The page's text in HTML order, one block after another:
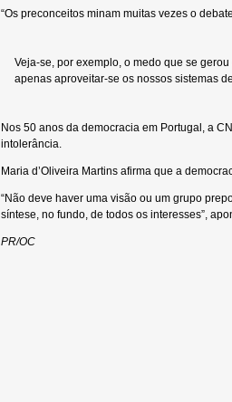
“Os preconceitos minam muitas vezes o
Veja-se, por exemplo, o medo que se
apenas aproveitar-se os nossos sistemas
Nos 50 anos da democracia em Portugal, a
intolerância.
Maria d’Oliveira Martins afirma que a
“Não deve haver uma visão ou um grupo
síntese, no fundo, de todos os interesses”,
PR/OC